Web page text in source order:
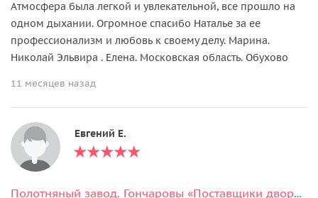
Атмосфера была легкой и увлекательной, все прошло на
одном дыхании. Огромное спасибо Наталье за ее
профессионализм и любовь к своему делу. Марина.
Николай Эльвира . Елена. Московская область. Обухово
11 месяцев назад
Евгений Е.
Полотняный завод. Гончаровы «Поставщики двора её Императорского величества»